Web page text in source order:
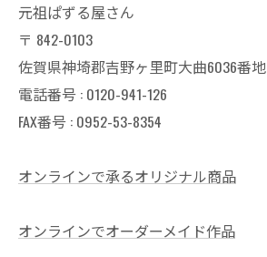
元祖ぱずる屋さん
〒 842-0103
佐賀県神埼郡吉野ヶ里町大曲6036番地
電話番号 : 0120-941-126
FAX番号 : 0952-53-8354
オンラインで承るオリジナル商品
オンラインでオーダーメイド作品